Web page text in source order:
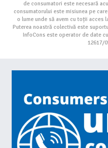
de consumatori este necesară
consumatorului este misiunea pe
o lume unde să avem cu toții acces
Puterea noastră colectivă este
InfoCons este operator de date
12617/